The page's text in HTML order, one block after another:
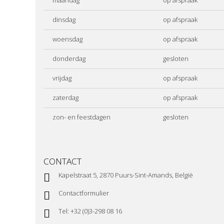
dinsdag op afspraak
woensdag op afspraak
donderdag gesloten
vrijdag op afspraak
zaterdag op afspraak
zon- en feestdagen gesloten
CONTACT
Kapelstraat 5, 2870 Puurs-Sint-Amands, België
Contactformulier
Tel: +32 (0)3-298 08 16